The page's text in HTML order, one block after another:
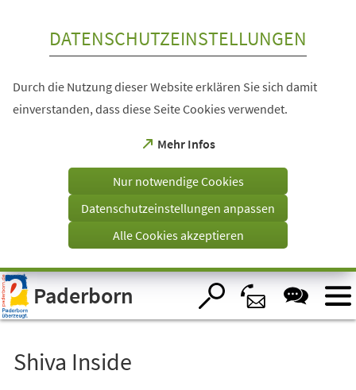
Visuelle
Assistenzsoftware
öffnen.
DATENSCHUTZEINSTELLUNGEN
Durch die Nutzung dieser Website erklären Sie sich damit
einverstanden, dass diese Seite Cookies verwendet.
Mehr Infos
(Öffnet
einem
Tab)
Nur notwendige Cookies
Datenschutzeinstellungen anpassen
Alle Cookies akzeptieren
Paderborn
Shiva Inside